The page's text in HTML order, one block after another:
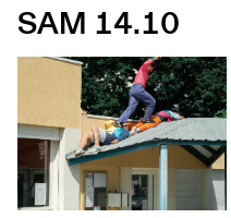
SAM 14.10